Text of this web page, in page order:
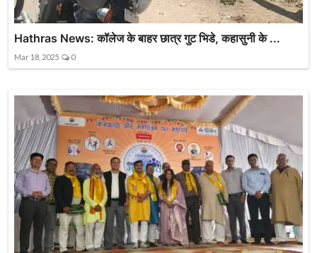
Hathras News: कॉलेज के बाहर छात्र गुट भिडे, कहासुनी के ...
Mar 18, 2025 0